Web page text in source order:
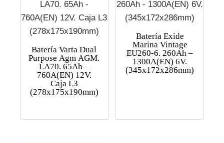
Batería Varta Dual
Purpose Agm AGM.
LA70. 65Ah –
760A(EN) 12V.
Caja L3
(278x175x190mm)
Batería Exide
Marina Vintage
EU260-6. 260Ah –
1300A(EN) 6V.
(345x172x286mm)